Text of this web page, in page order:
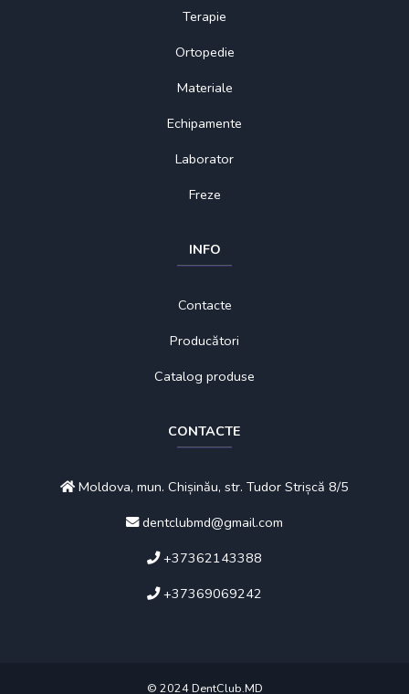
Terapie
Ortopedie
Materiale
Echipamente
Laborator
Freze
INFO
Contacte
Producători
Catalog produse
CONTACTE
Moldova, mun. Chișinău, str. Tudor Strișcă 8/5
dentclubmd@gmail.com
+37362143388
+37369069242
© 2024 DentClub.MD